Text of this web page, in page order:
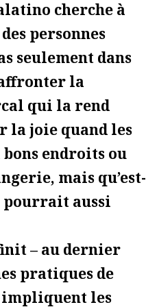
cherche à
personnes
seulement dans
la
qui la rend
la joie quand les
bons endroits ou
mais qu’est-
pourrait aussi
– au dernier
pratiques de
les